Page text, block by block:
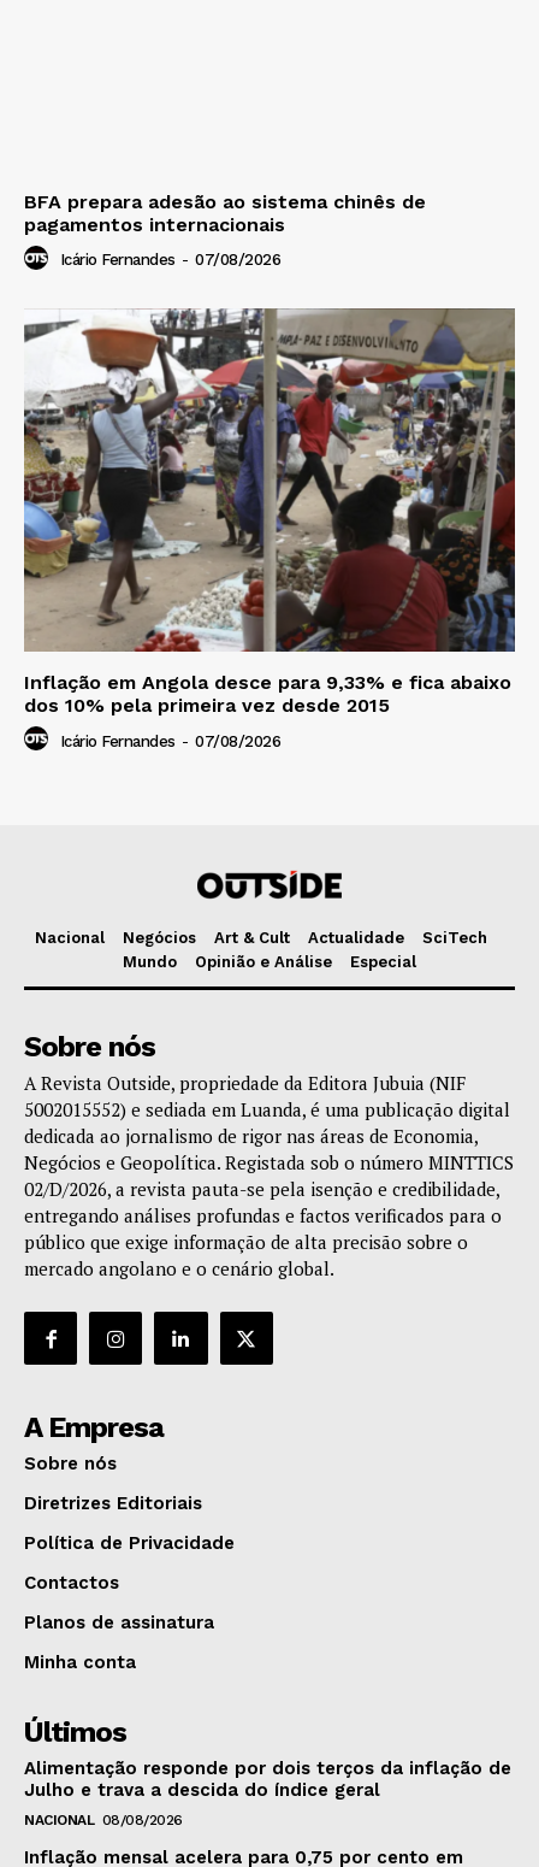
BFA prepara adesão ao sistema chinês de
pagamentos internacionais
Icário Fernandes - 07/08/2026
Inflação em Angola desce para 9,33% e fica abaixo
dos 10% pela primeira vez desde 2015
Icário Fernandes - 07/08/2026
Nacional Negócios Art & Cult Actualidade
SciTech
Mundo
Opinião e Análise Especial
Sobre nós
A Revista Outside, propriedade da Editora Jubuia (NIF
5002015552) e sediada em Luanda, é uma publicação digital
dedicada ao jornalismo de rigor nas áreas de Economia,
Negócios e Geopolítica. Registada sob o número MINTTICS
02/D/2026, a revista pauta-se pela isenção e credibilidade,
entregando análises profundas e factos verificados para o
público que exige informação de alta precisão sobre o
mercado angolano e o cenário global.
A Empresa
Sobre nós
Diretrizes Editoriais
Política de Privacidade
Contactos
Planos de assinatura
Minha conta
Últimos
Alimentação responde por dois terços da inflação de
Julho e trava a descida do índice geral
NACIONAL 08/08/2026
Inflação mensal acelera para 0,75 por cento em